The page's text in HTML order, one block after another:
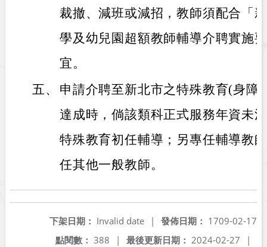
裁撤、減班或減招，教師須配合「
學及幼兒園超額教師輔導介聘實施
宜。
五、
申請介聘至新北市之特殊教育(身障
達成時，倘該類科正式服務年資未
特殊教育初任輔導；另專任輔導教
任其他一般教師。
發佈日期： 1709-02-17
下架日期： Invalid date
|
最後更新日期： 2024-02-27 |
點閱數： 388 |